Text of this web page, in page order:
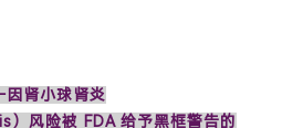
因肾小球肾炎
风险被 FDA 给予黑框警告的